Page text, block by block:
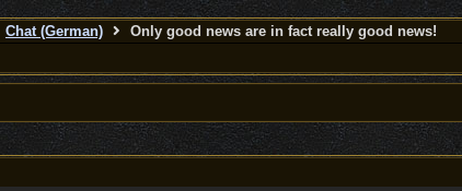
Chat (German) Only good news are in fact really good news!